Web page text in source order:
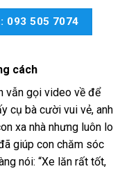
093 505 7074
cách
vẫn gọi video về để
cụ bà cười vui vẻ, anh
xa nhà nhưng luôn lo
giúp con chăm sóc
nói: “Xe lăn rất tốt,